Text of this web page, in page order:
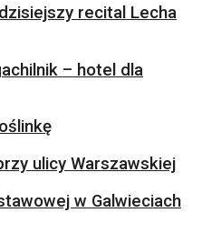
recital Lecha
– hotel dla
ulicy Warszawskiej
w Galwieciach